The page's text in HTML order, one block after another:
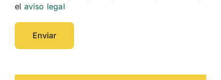
el aviso legal